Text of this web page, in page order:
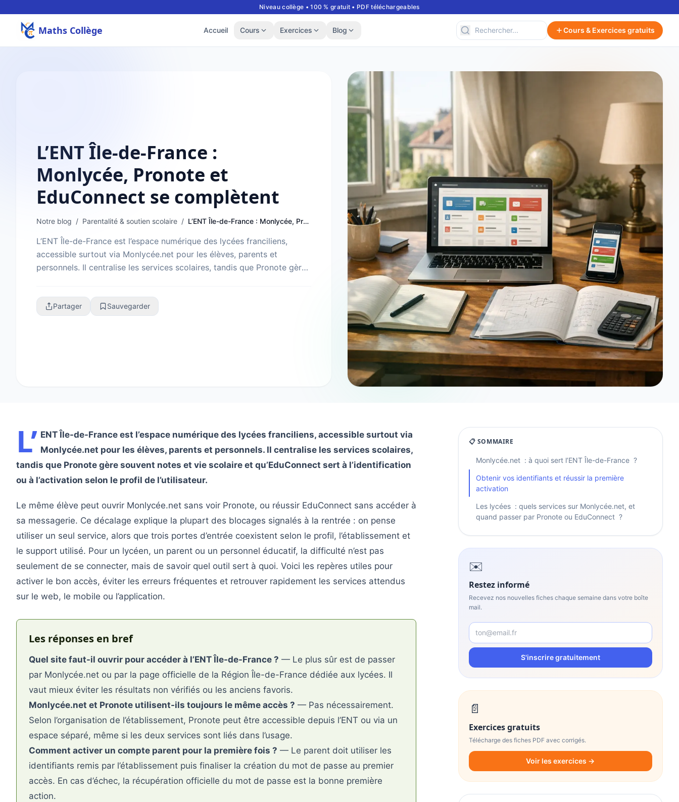
Niveau collège • 100 % gratuit • PDF téléchargeables
Maths Collège Accueil Cours Exercices Blog Cours & Exercices gratuits
L’ENT Île-de-France :
Monlycée, Pronote et
EduConnect se complètent
Notre blog / Parentalité & soutien scolaire / L’ENT Île-de-France : Monlycée, Pronote et EduConnect se complètent
L’ENT Île-de-France est l’espace numérique des lycées franciliens,
accessible surtout via Monlycée.net pour les élèves, parents et
personnels. Il centralise les services scolaires, tandis que Pronote gère
Partager Sauvegarder
L’ ENT Île-de-France est l’espace numérique des lycées franciliens, accessible surtout via
Monlycée.net pour les élèves, parents et personnels. Il centralise les services scolaires,
tandis que Pronote gère souvent notes et vie scolaire et qu’EduConnect sert à l’identification
ou à l’activation selon le profil de l’utilisateur.
Le même élève peut ouvrir Monlycée.net sans voir Pronote, ou réussir EduConnect sans accéder à
sa messagerie. Ce décalage explique la plupart des blocages signalés à la rentrée : on pense
utiliser un seul service, alors que trois portes d’entrée coexistent selon le profil, l’établissement et
le support utilisé. Pour un lycéen, un parent ou un personnel éducatif, la difficulté n’est pas
seulement de se connecter, mais de savoir quel outil sert à quoi. Voici les repères utiles pour
activer le bon accès, éviter les erreurs fréquentes et retrouver rapidement les services attendus
sur le web, le mobile ou l’application.
Les réponses en bref
Quel site faut-il ouvrir pour accéder à l’ENT Île-de-France ? — Le plus sûr est de passer
par Monlycée.net ou par la page officielle de la Région Île-de-France dédiée aux lycées. Il
vaut mieux éviter les résultats non vérifiés ou les anciens favoris.
Monlycée.net et Pronote utilisent-ils toujours le même accès ? — Pas nécessairement.
Selon l’organisation de l’établissement, Pronote peut être accessible depuis l’ENT ou via un
espace séparé, même si les deux services sont liés dans l’usage.
Comment activer un compte parent pour la première fois ? — Le parent doit utiliser les
identifiants remis par l’établissement puis finaliser la création du mot de passe au premier
accès. En cas d’échec, la récupération officielle du mot de passe est la bonne première
action.
📋 SOMMAIRE
Monlycée.net : à quoi sert l’ENT Île-de-France ?
Obtenir vos identifiants et réussir la première
activation
Les lycées : quels services sur Monlycée.net, et
quand passer par Pronote ou EduConnect ?
✉️
Restez informé
Recevez nos nouvelles fiches chaque semaine dans votre boîte
mail.
S'inscrire gratuitement
📄
Exercices gratuits
Télécharge des fiches PDF avec corrigés.
Voir les exercices →